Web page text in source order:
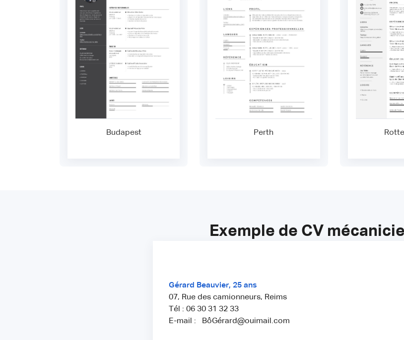
Budapest Perth
Exemple de CV
Gérard Beauvier, 25 ans
07, Rue des camionneurs, Reims
Tél : 06 30 31 32 33
E-mail : BôGérard@ouimail.com